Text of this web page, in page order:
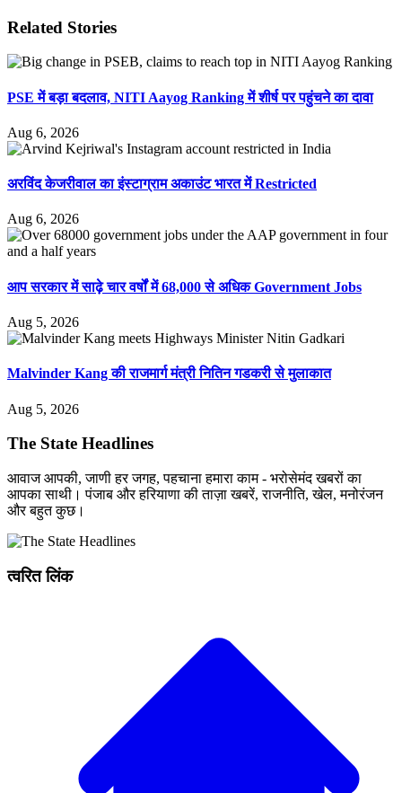
Related Stories
PSE में बड़ा बदलाव, NITI Aayog Ranking में शीर्ष पर पहुंचने का दावा
Aug 6, 2026
अरविंद केजरीवाल का इंस्टाग्राम अकाउंट भारत में Restricted
Aug 6, 2026
आप सरकार में साढ़े चार वर्षों में 68,000 से अधिक Government Jobs
Aug 5, 2026
Malvinder Kang की राजमार्ग मंत्री नितिन गडकरी से मुलाकात
Aug 5, 2026
The State Headlines
आवाज आपकी, जाणी हर जगह, पहचाना हमारा काम - भरोसेमंद खबरों का
आपका साथी। पंजाब और हरियाणा की ताज़ा खबरें, राजनीति, खेल, मनोरंजन
और बहुत कुछ।
त्वरित लिंक